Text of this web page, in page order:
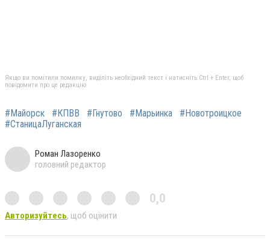
Якщо ви помітили помилку, виділіть необхідний текст і натисніть Ctrl + Enter, щоб
повідомити про це редакцію
#Майорск #КПВВ #Гнутово #Марьинка
#Новотроицкое
#СтаницаЛуганская
Роман Лазоренко
головний редактор
0,0
Авторизуйтесь, щоб оцінити